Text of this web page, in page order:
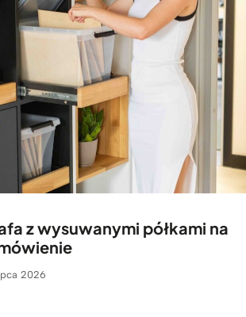
z wysuwanymi półkami na
2026